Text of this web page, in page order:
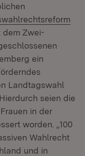
Zwei-
ein
Landtagswahl
seien die
in der
worden. „100
Wahlrecht
und in